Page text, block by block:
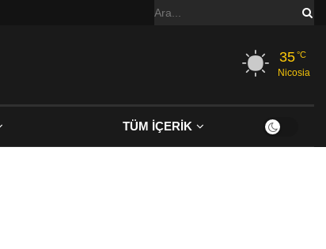
35°C
Nicosia
TÜM İÇERİK